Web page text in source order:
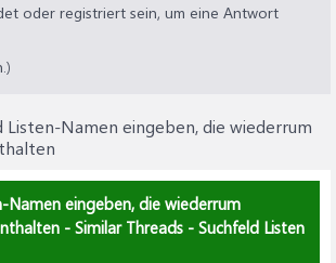
oder registriert sein, um eine Antwort
Listen-Namen eingeben, die wiederrum
Namen eingeben, die wiederrum
- Similar Threads - Suchfeld Listen